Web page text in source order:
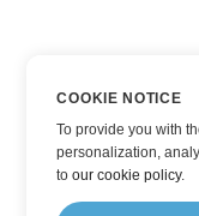
COOKIE NOTICE
To provide you with
personalization,
toour cookie policy.